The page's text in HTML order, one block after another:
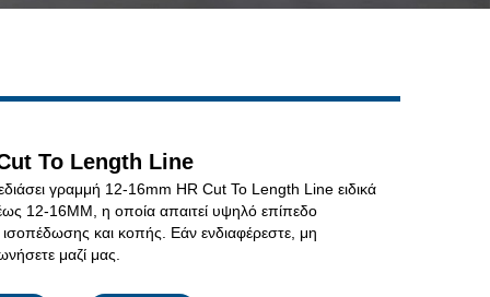
To Length Line
γραμμή 12-16mm HR Cut To Length Line ειδικά
12-16MM, η οποία απαιτεί υψηλό επίπεδο
και κοπής. Εάν ενδιαφέρεστε, μη
μαζί μας.